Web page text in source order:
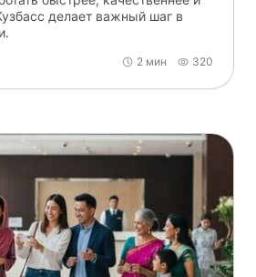
делает важный шаг в
2 мин 320